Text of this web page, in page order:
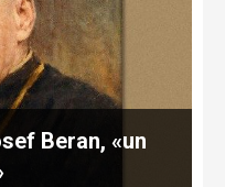
Beran, «un